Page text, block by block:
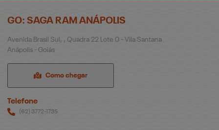
GO: SAGA RAM ANÁPOLIS
Avenida Brasil Sul, , Quadra 22 Lote 0 - Vila Santana
Anápolis - Goiás
Como chegar
Telefone
(62) 3772-1735